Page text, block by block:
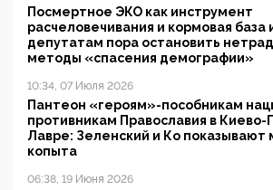
Посмертное ЭКО как инструмент
расчеловечивания и кормовая база
депутатам пора остановить
методы «спасения демографии»
10:34, 07 Июля 2026
Пантеон «героям»-пособникам
противникам Православия в Киево-
Лавре: Зеленский и Ко показывают
копыта
06:38, 19 Июня 2026